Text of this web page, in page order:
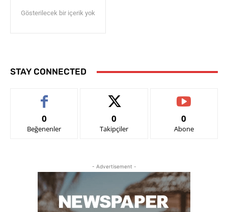
Gösterilecek bir içerik yok
STAY CONNECTED
0
Beğenenler
0
Takipçiler
0
Abone
- Advertisement -